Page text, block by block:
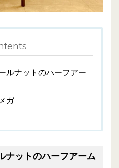
ルナットのハーフアー
ガ
ナットのハーフアーム